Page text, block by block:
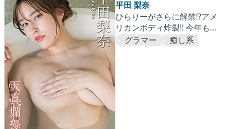
平田 梨奈
ひらりーがさらに解禁!?アメ
リカンボディ炸裂!! 今年もグ
ラビア界の話題を独り占め。
グラマー 癒し系